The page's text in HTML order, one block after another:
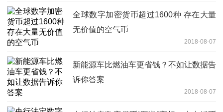
全球数字加密货币超过1600种 存在大量
无价值的空气币
2018-08-07
新能源车比燃油车更省钱？不如让数据告
诉你答案
2018-08-07